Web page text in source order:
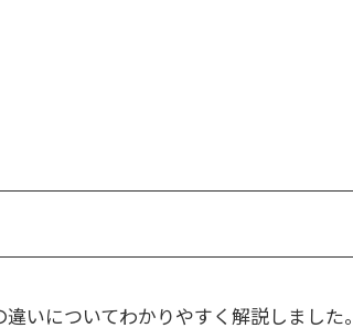
違いについてわかりやすく解説しまし